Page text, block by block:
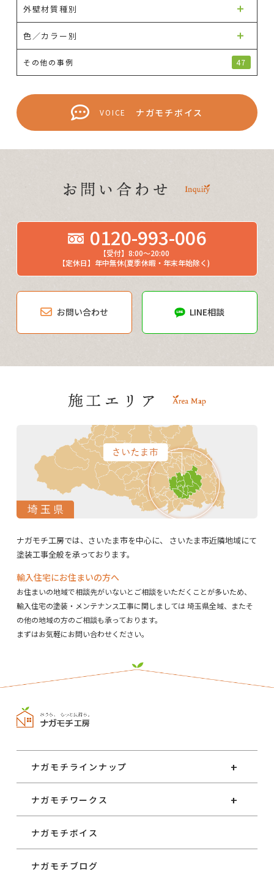
外壁材質種別
色／カラー別
その他の事例 47
VOICE ナガモチボイス
0120-993-006
【受付】8:00～20:00
【定休日】年中無休(夏季休暇・年末年始除く)
お問い合わせ LINE相談
ナガモチ工房では、さいたま市を中心に、
さいたま市近隣地域にて
塗装工事全般を承っております。
輸入住宅にお住まいの方へ
お住まいの地域で相談先がいないとご相談をいただくことが多いため、
輸入住宅の塗装・メンテナンス工事に関しましては埼玉県全域、またそ
の他の地域の方のご相談も承っております。
まずはお気軽にお問い合わせください。
ナガモチラインナップ
ナガモチワークス
ナガモチボイス
ナガモチブログ